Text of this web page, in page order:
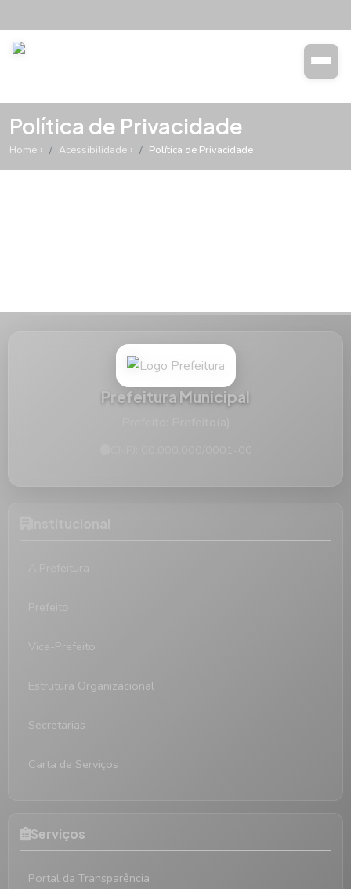
Política de Privacidade
Home Acessibilidade Política de Privacidade
Prefeitura Municipal
Vice-Prefeito
Estrutura Organizacional
Secretarias
Carta de Serviços
Serviços
Portal da Transparência